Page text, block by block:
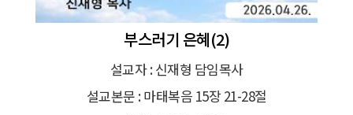
부스러기 은혜(2)
설교자 : 신재형 담임목사
설교본문 : 마태복음 15장 21-28절